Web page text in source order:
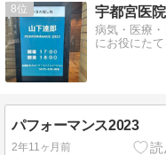
8 宇都宮医
病気・医療
にお役にたて
パフォーマンス2023
2年11ヶ月前